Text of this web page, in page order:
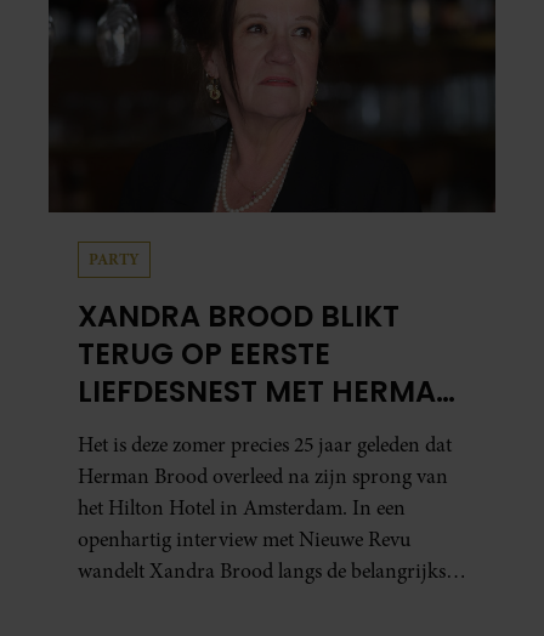
PARTY
XANDRA BROOD BLIKT
TERUG OP EERSTE
LIEFDESNEST MET HERMAN
BROOD: “HIER IS LOLA
GEBOREN”
Het is deze zomer precies 25 jaar geleden dat
Herman Brood overleed na zijn sprong van
het Hilton Hotel in Amsterdam. In een
openhartig interview met Nieuwe Revu
wandelt Xandra Brood langs de belangrijkste